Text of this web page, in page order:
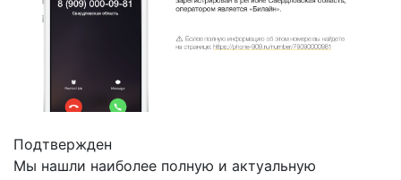
Подтвержден
Мы нашли наиболее полную и актуальную